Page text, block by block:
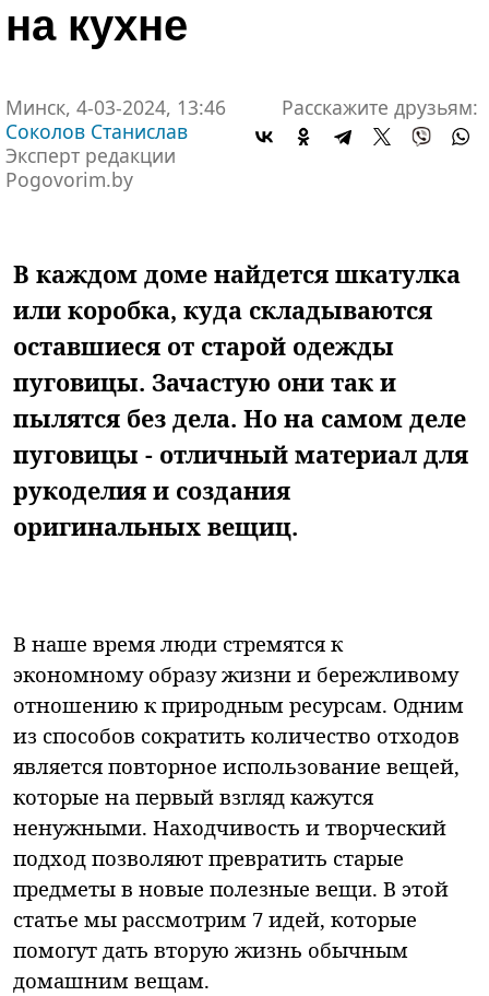
на кухне
Минск, 4-03-2024, 13:46
Соколов Станислав
Эксперт редакции
Pogovorim.by
Расскажите друзьям:
В каждом доме найдется шкатулка
или коробка, куда складываются
оставшиеся от старой одежды
пуговицы. Зачастую они так и
пылятся без дела. Но на самом деле
пуговицы - отличный материал для
рукоделия и создания
оригинальных вещиц.
В наше время люди стремятся к
экономному образу жизни и бережливому
отношению к природным ресурсам. Одним
из способов сократить количество отходов
является повторное использование вещей,
которые на первый взгляд кажутся
ненужными. Находчивость и творческий
подход позволяют превратить старые
предметы в новые полезные вещи. В этой
статье мы рассмотрим 7 идей, которые
помогут дать вторую жизнь обычным
домашним вещам.